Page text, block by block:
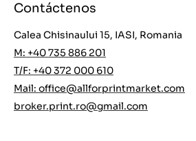
Contáctenos
Calea Chisinaului 15, IASI, Romania
M: +40 735 886 201
T/F: +40 372 000 610
Mail: office@allforprintmarket.com
broker.print.ro@gmail.com